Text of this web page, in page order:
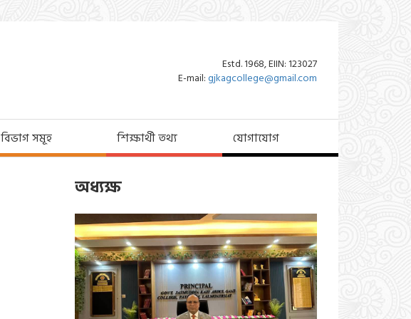
Estd. 1968, EIIN: 123027
E-mail:gjkagcollege@gmail.com
বিভাগ সমূহ শিক্ষার্থী তথ্য যোগাযোগ
অধ্যক্ষ